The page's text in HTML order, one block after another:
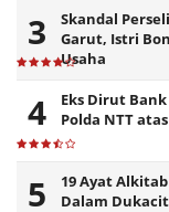
Skandal
Garut, Istri
Usaha
Eks Dirut
Polda NTT
19 Ayat
Dalam